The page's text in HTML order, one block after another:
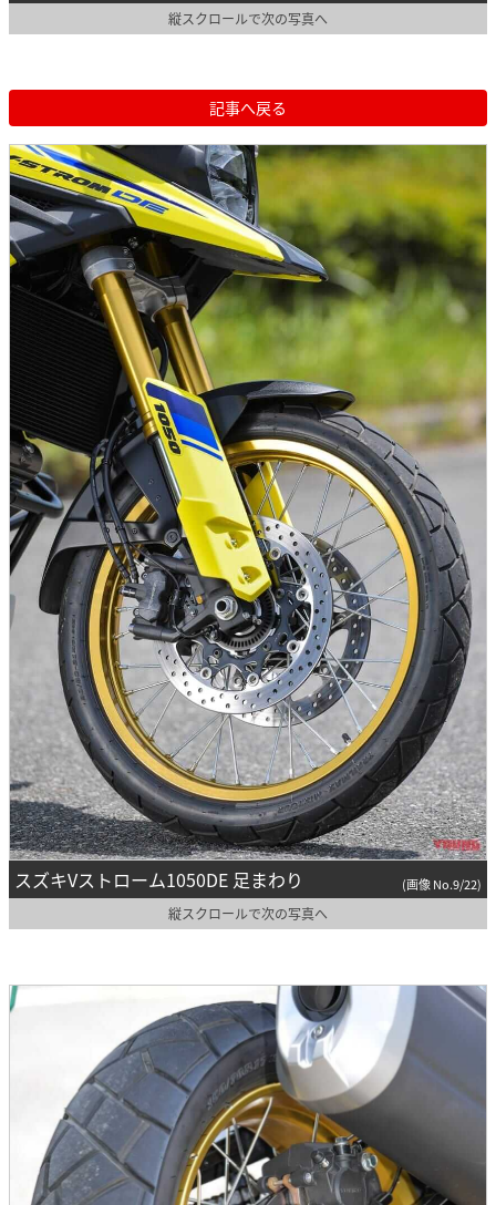
縦スクロールで次の写真へ
記事へ戻る
スズキVストローム1050DE 足まわり (画像 No.9/22)
縦スクロールで次の写真へ